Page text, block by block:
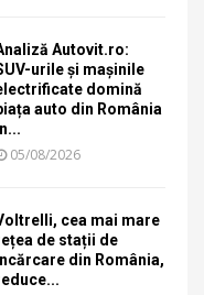
Autovit.ro:
urile și mașinile
domină
auto din România
05/08/2026
cea mai mare
de stații de
din România,